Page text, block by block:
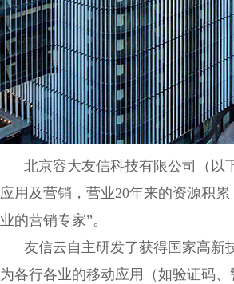
北京容大友信科技有限公司（以
应用及营销，营业20年来的资源积
业的营销专家”。
友信云自主研发了获得国家高新
为各行各业的移动应用（如验证码